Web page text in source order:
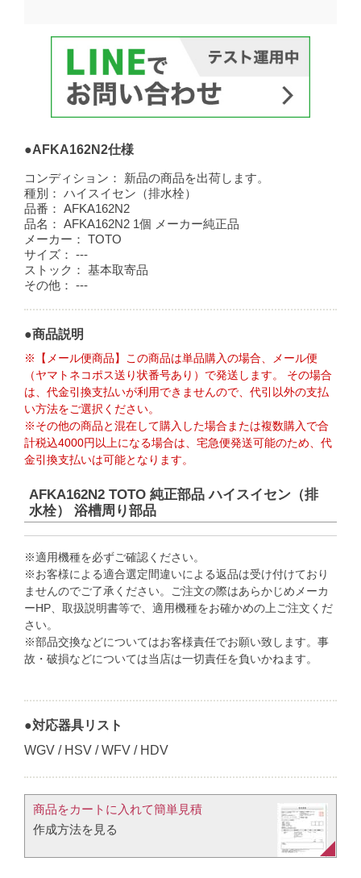
●AFKA162N2仕様
コンディション：
新品の商品を出荷します。
種別：
ハイスイセン（排水栓）
品番：
AFKA162N2
品名：
AFKA162N2 1個 メーカー純正品
メーカー：
TOTO
サイズ：
---
ストック：
基本取寄品
その他：
---
●商品説明
※【メール便商品】この商品は単品購入の場合、メール便
（ヤマトネコポス送り状番号あり）で発送します。 その場合
は、代金引換支払いが利用できませんので、代引以外の支払
い方法をご選択ください。
※その他の商品と混在して購入した場合または複数購入で合
計税込4000円以上になる場合は、宅急便発送可能のため、代
金引換支払いは可能となります。
AFKA162N2 TOTO 純正部品 ハイスイセン（排
水栓） 浴槽周り部品
※適用機種を必ずご確認ください。
※お客様による適合選定間違いによる返品は受け付けており
ませんのでご了承ください。ご注文の際はあらかじめメーカ
ーHP、取扱説明書等で、適用機種をお確かめの上ご注文くだ
さい。
※部品交換などについてはお客様責任でお願い致します。事
故・破損などについては当店は一切責任を負いかねます。
●対応器具リスト
WGV / HSV / WFV / HDV
商品をカートに入れて簡単見積​
作成方法を見る​​